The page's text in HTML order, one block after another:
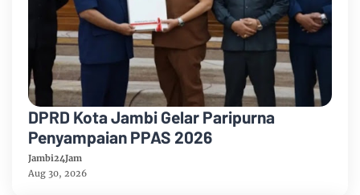
DPRD Kota Jambi Gelar Paripurna
Penyampaian PPAS 2026
Jambi24Jam
Aug 30, 2026